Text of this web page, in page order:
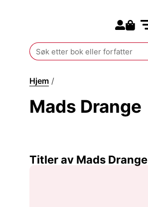
Search
for:
Hjem /
Mads Drange
Titler av Mads Drange